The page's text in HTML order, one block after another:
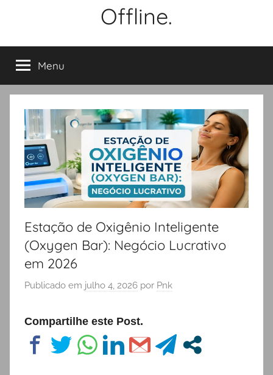
Offline.
Menu
Estação de Oxigênio Inteligente
(Oxygen Bar): Negócio Lucrativo
em 2026
Publicado em julho 4, 2026 por Pnk
Compartilhe este Post.